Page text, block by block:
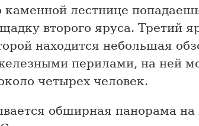
лестнице
второго яруса. Третий
находится небольшая
перилами, на ней
четырех человек.
обширная панорама на